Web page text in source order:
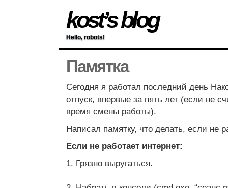
kost’s blog
Hello, robots!
Памятка
Сегодня я работал последний день
отпуск, впервые за пять лет (если не
время смены работы).
Написал памятку, что делать, если не
Если не работает интернет:
1. Грязно выругаться.